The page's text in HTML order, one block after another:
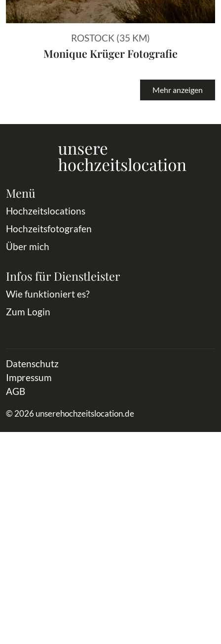
ROSTOCK (35 KM)
Monique Krüger Fotografie
Mehr anzeigen
Menü
Hochzeitslocations
Hochzeitsfotografen
Über mich
Infos für Dienstleister
Wie funktioniert es?
Zum Login
Datenschutz
Impressum
AGB
© 2026 unserehochzeitslocation.de